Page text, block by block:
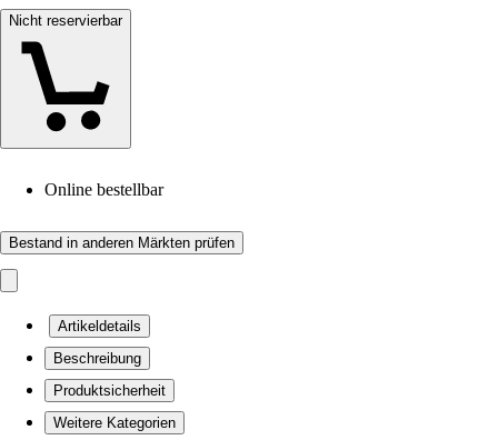
Nicht reservierbar
Online bestellbar
Bestand in anderen Märkten prüfen
Artikeldetails
Beschreibung
Produktsicherheit
Weitere Kategorien